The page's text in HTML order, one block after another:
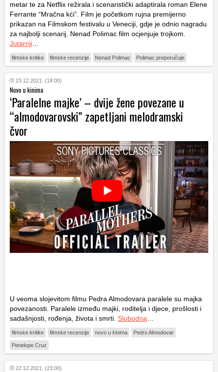
metar te za Netflix režirala i scenaristički adaptirala roman Elene
Ferrante “Mračna kći”. Film je početkom rujna premijerno
prikazan na Filmskom festivalu u Veneciji, gdje je odnio nagradu
za najbolji scenarij. Nenad Polimac film ocjenjuje trojkom.
Jutarnji
filmske kritike filmske recenzije Nenad Polimac Polimac preporučuje
23.12.2021. (18:00)
Novo u kinima
‘Paralelne majke’ – dvije žene povezane u
“almodovarovski” zapetljani melodramski
čvor
U veoma slojevitom filmu Pedra Almodovara paralele su majka
povezanosti. Paralele između majki, roditelja i djece, prošlosti i
sadašnjosti, rođenja, života i smrti. Slobodna
filmske kritike filmske recenzije novo u kinima Pedro Almodovar
Penelope Cruz
22.12.2021. (23:00)